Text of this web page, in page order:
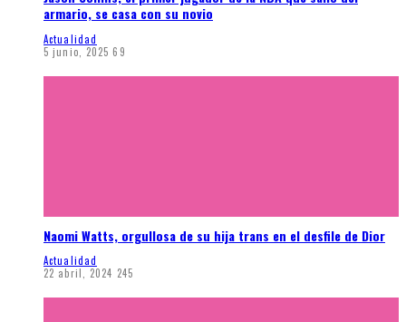
armario, se casa con su novio
Actualidad
5 junio, 2025 69
Naomi Watts, orgullosa de su hija trans en el desfile de Dior
Actualidad
22 abril, 2024 245